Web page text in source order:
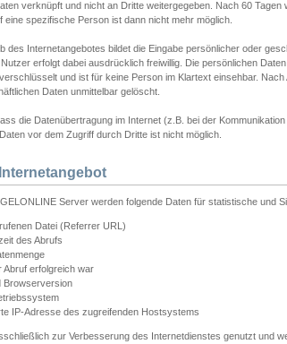
verknüpft und nicht an Dritte weitergegeben. Nach 60
eine spezifische Person ist dann nicht mehr möglich.
des Internetangebotes bildet die Eingabe persönlicher oder
erfolgt dabei ausdrücklich freiwillig. Die persönlichen
und ist für keine Person im Klartext einsehbar.
Daten unmittelbar gelöscht.
die Datenübertragung im Internet (z.B. bei der
vor dem Zugriff durch Dritte ist nicht möglich.
Server werden folgende Daten für statistische und
Datei (Referrer URL)
des Abrufs
Abruf erfolgreich war
Browserversion
IP-Adresse des zugreifenden Hostsystems
zur Verbesserung des Internetdienstes genutzt und